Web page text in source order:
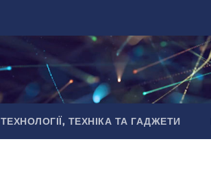
ТЕХНОЛОГІЇ, ТЕХНІКА ТА ГАДЖЕТИ